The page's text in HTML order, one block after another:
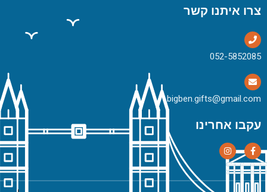
צרו איתנו קשר
bigben.gifts@gmail.com
עקבו אחרינו